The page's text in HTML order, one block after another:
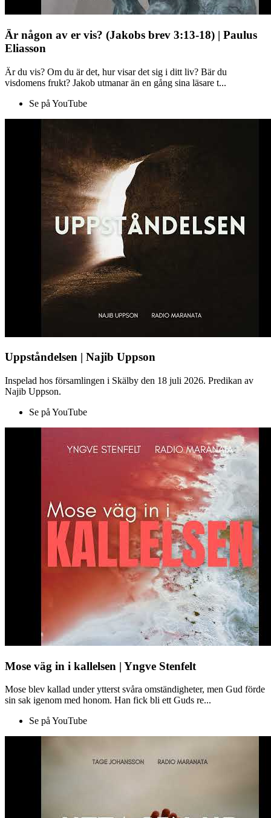
Är någon av er vis? (Jakobs brev 3:13-18) | Paulus
Eliasson
Är du vis? Om du är det, hur visar det sig i ditt liv? Bär du
visdomens frukt? Jakob utmanar än en gång sina läsare t...
Se på YouTube
Uppståndelsen | Najib Uppson
Inspelad hos församlingen i Skälby den 18 juli 2026. Predikan av
Najib Uppson.
Se på YouTube
Mose väg in i kallelsen | Yngve Stenfelt
Mose blev kallad under ytterst svåra omständigheter, men Gud förde
sin sak igenom med honom. Han fick bli ett Guds re...
Se på YouTube